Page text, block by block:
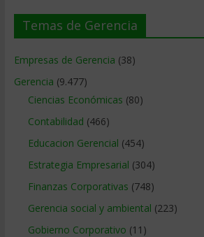
Temas de Gerencia
Empresas de Gerencia (38)
Gerencia (9.477)
Ciencias Económicas (80)
Contabilidad (466)
Educacion Gerencial (454)
Estrategia Empresarial (304)
Finanzas Corporativas (748)
Gerencia social y ambiental (223)
Gobierno Corporativo (11)